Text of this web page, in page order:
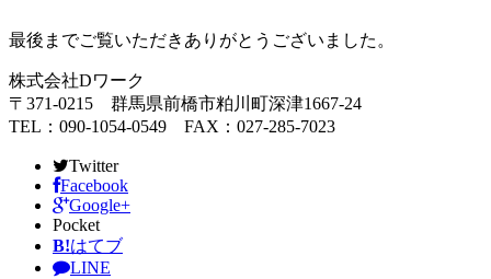
最後までご覧いただきありがとうございました。
株式会社Dワーク
〒371-0215 群馬県前橋市粕川町深津1667-24
TEL：090-1054-0549 FAX：027-285-7023
Twitter
Facebook
Google+
Pocket
B!はてブ
LINE